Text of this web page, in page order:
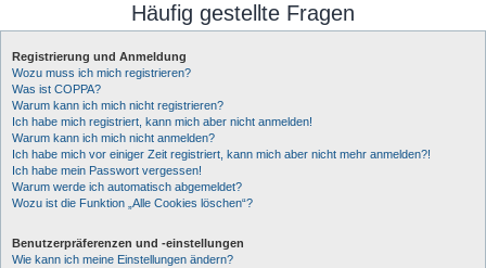
h
Häufig gestellte Fragen
Registrierung und Anmeldung
Wozu muss ich mich registrieren?
Was ist COPPA?
Warum kann ich mich nicht registrieren?
Ich habe mich registriert, kann mich aber nicht anmelden!
Warum kann ich mich nicht anmelden?
Ich habe mich vor einiger Zeit registriert, kann mich aber nicht mehr anmelden?!
Ich habe mein Passwort vergessen!
Warum werde ich automatisch abgemeldet?
Wozu ist die Funktion „Alle Cookies löschen“?
Benutzerpräferenzen und -einstellungen
Wie kann ich meine Einstellungen ändern?